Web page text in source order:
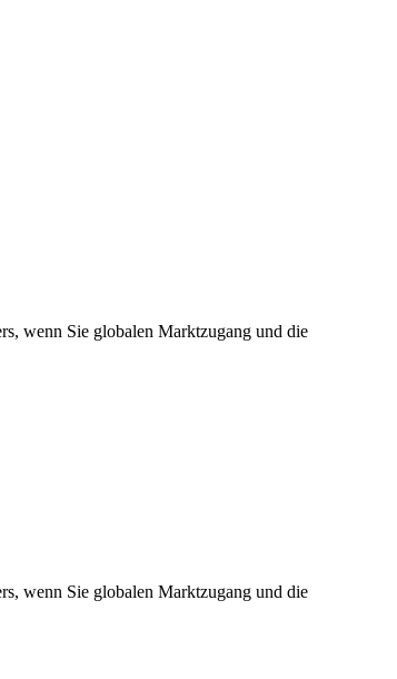
wenn Sie globalen Marktzugang und die
wenn Sie globalen Marktzugang und die